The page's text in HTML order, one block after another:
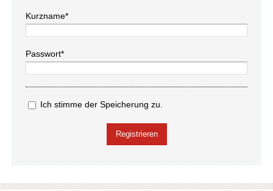
Kurzname*
Passwort*
Ich stimme der Speicherung zu.